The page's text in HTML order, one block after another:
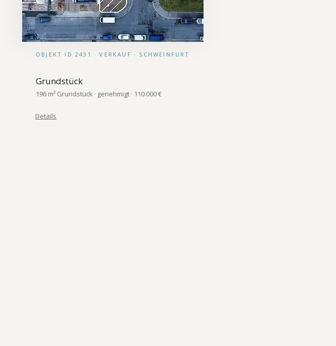
OBJEKT ID 2431 · VERKAUF · SCHWEINFURT
Grundstück
196 m² Grundstück · genehmigt · 110.000 €
Details